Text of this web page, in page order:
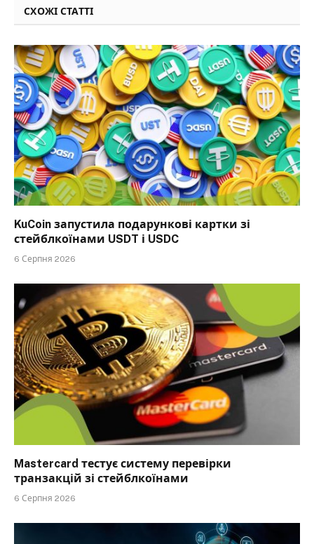
СХОЖІ СТАТТІ
KuCoin запустила подарункові картки зі
стейблкоїнами USDT і USDC
6 Серпня 2026
Mastercard тестує систему перевірки
транзакцій зі стейблкоїнами
6 Серпня 2026